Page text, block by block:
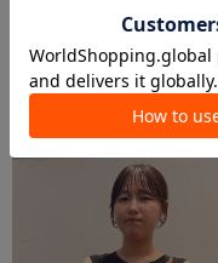
暑い日のノースリーブの羽織りに
YOSHIDA
大丸福岡天神
BEARDSLEY